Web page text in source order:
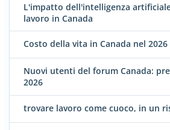
L'impatto dell'intelligenza
lavoro in Canada
Costo della vita in Canada nel 2026
Nuovi utenti del forum Canada:
2026
trovare lavoro come cuoco, in un